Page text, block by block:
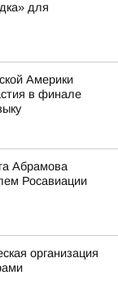
для
Америки
в финале
Абрамова
Росавиации
организация